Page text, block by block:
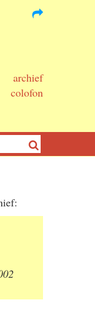
archief
colofon